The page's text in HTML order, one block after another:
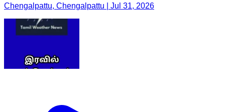
Chengalpattu, Chengalpattu | Jul 31, 2026